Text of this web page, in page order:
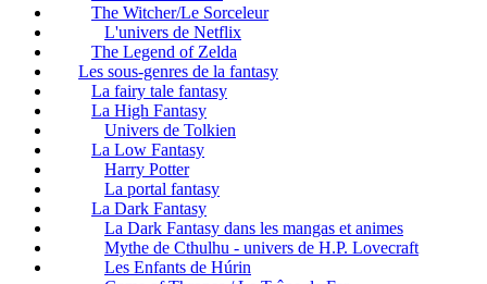
The Witcher/Le Sorceleur
L'univers de Netflix
The Legend of Zelda
Les sous-genres de la fantasy
La fairy tale fantasy
La High Fantasy
Univers de Tolkien
La Low Fantasy
Harry Potter
La portal fantasy
La Dark Fantasy
La Dark Fantasy dans les mangas et animes
Mythe de Cthulhu - univers de H.P. Lovecraft
Les Enfants de Húrin